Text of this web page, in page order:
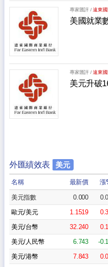
專家匯評 /遠東
美國就業
專家匯評 /遠東
美元升破
外匯績效表 美元
名稱 最新價 漲
美元指數 0.000
歐元/美元
1.1519
美元/台幣
32.240
美元/人民幣
6.743 -
美元/港幣
7.843